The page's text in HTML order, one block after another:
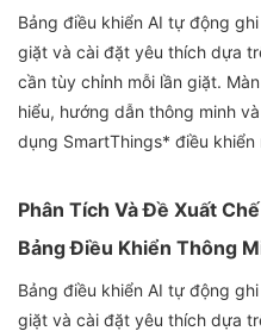
Bảng điều khiển AI tự động
giặt và cài đặt yêu thích dựa
cần tùy chỉnh mỗi lần giặt.
hiểu, hướng dẫn thông minh
dụng SmartThings* điều khiển
Phân Tích Và Đề Xuất
Bảng Điều Khiển Thông
Bảng điều khiển AI tự động
giặt và cài đặt yêu thích dựa